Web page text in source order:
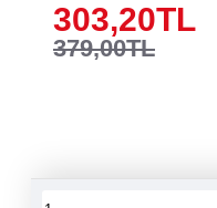
303,20TL
379,00TL